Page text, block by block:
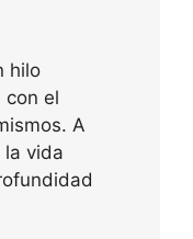
hilo
con el
A
la vida